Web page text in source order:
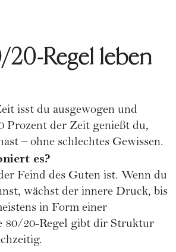
20-Regel leben
isst du ausgewogen und
Prozent der Zeit genießt du,
– ohne schlechtes Gewissen.
es?
Feind des Guten ist. Wenn du
wächst der innere Druck, bis
in Form einer
80/20-Regel gibt dir Struktur